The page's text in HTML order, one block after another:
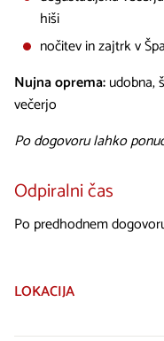
hiši
nočitev in zajtrk v
Nujna oprema:udobna,
večerjo
Po dogovoru lahko
Odpiralni čas
Po predhodnem
LOKACIJA